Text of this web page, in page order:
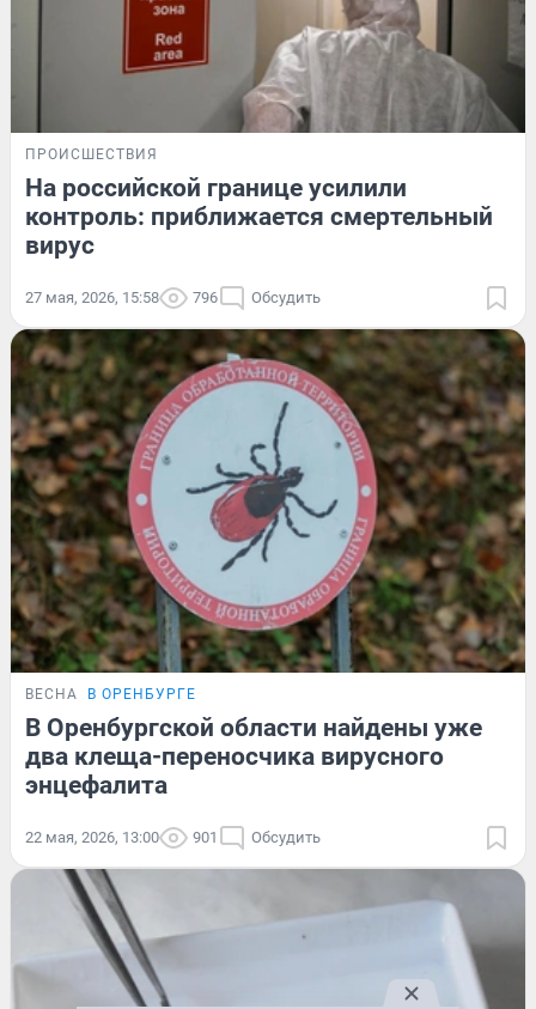
ПРОИСШЕСТВИЯ
На российской границе усилили
контроль: приближается смертельный
вирус
27 мая, 2026, 15:58 796 Обсудить
ВЕСНА В ОРЕНБУРГЕ
В Оренбургской области найдены уже
два клеща-переносчика вирусного
энцефалита
22 мая, 2026, 13:00 901 Обсудить